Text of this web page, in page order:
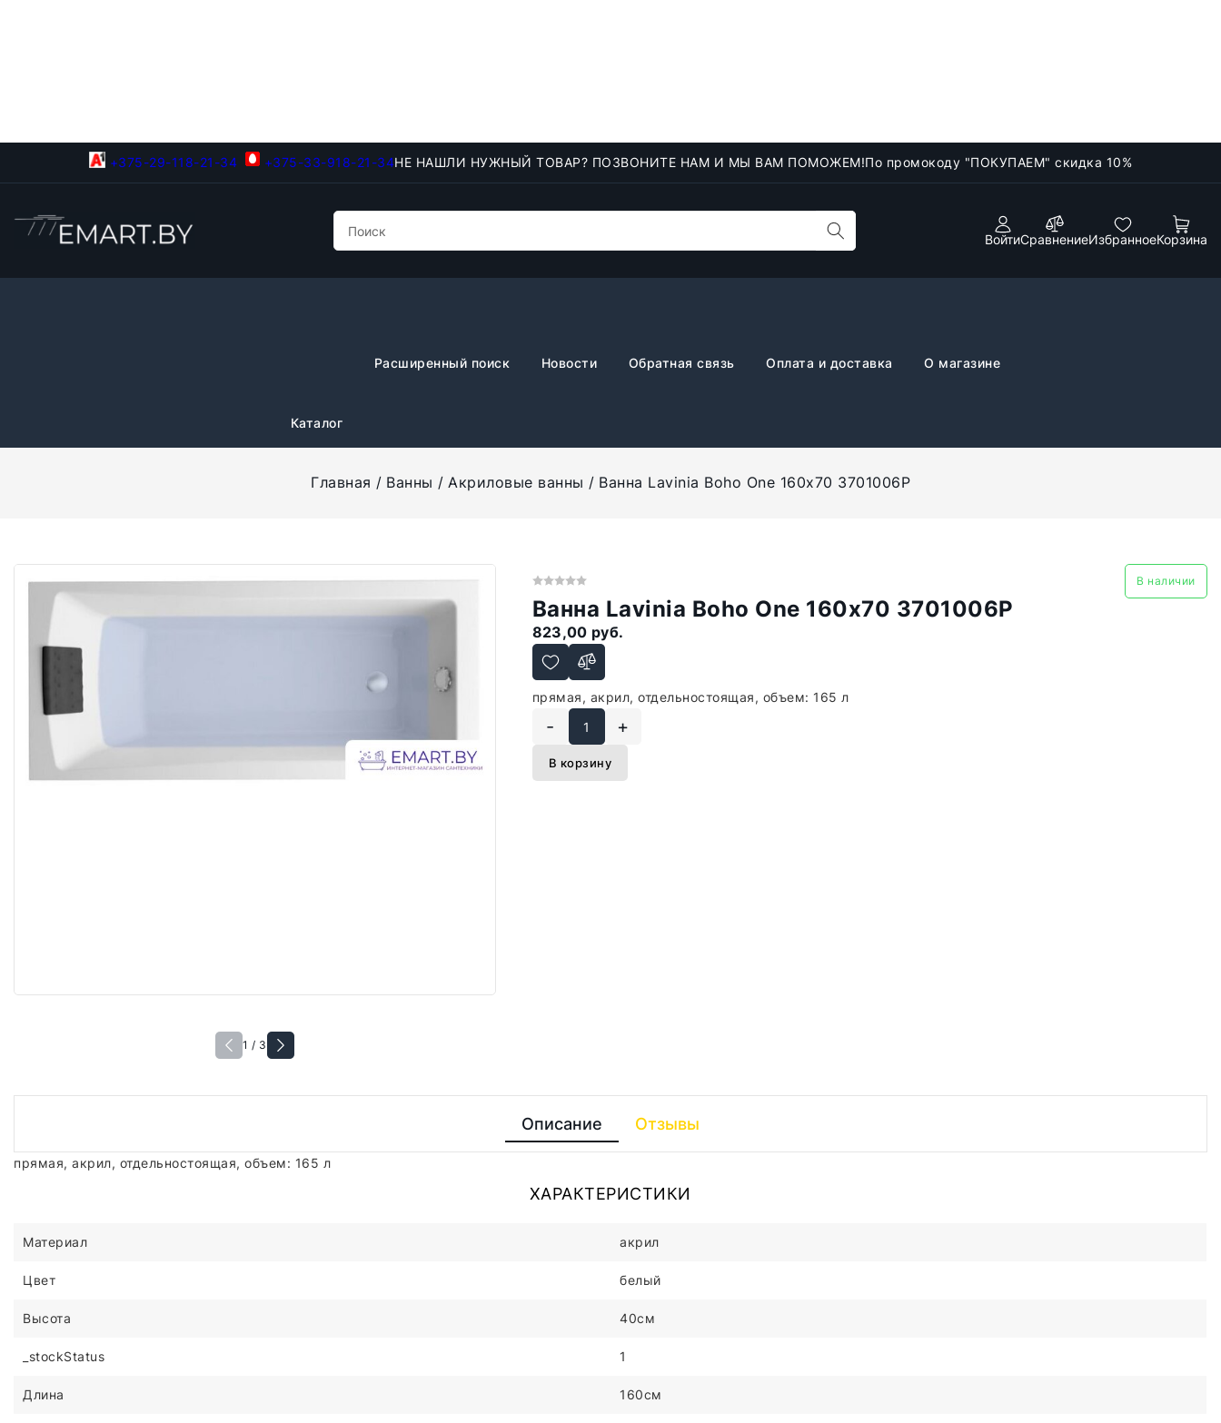
+375-29-118-21-34 +375-33-918-21-34НЕ НАШЛИ НУЖНЫЙ ТОВАР? ПОЗВОНИТЕ НАМ И МЫ ВАМ ПОМОЖЕМ!По промокоду "ПОКУПАЕМ" скидка 10%
ВойтиСравнениеИзбранноеКорзина
Каталог
Расширенный поиск Новости Обратная связь Оплата и доставка О магазине
Главная Ванны Акриловые ванны Ванна Lavinia Boho One 160x70 3701006P
1 / 3
В наличии
Ванна Lavinia Boho One 160x70 3701006P
823,00 руб.
прямая, акрил, отдельностоящая, объем: 165 л
- +
В корзину
Описание Отзывы
прямая, акрил, отдельностоящая, объем: 165 л
ХАРАКТЕРИСТИКИ
Материал акрил
Цвет белый
Высота 40см
_stockStatus 1
Длина 160см